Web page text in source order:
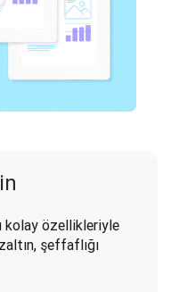
kolay özellikleriyle
şeffaflığı